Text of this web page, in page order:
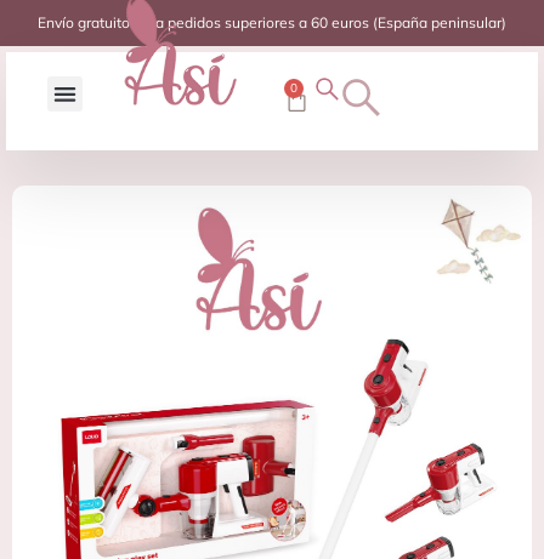
Envío gratuito para pedidos superiores a 60 euros (España peninsular)
0